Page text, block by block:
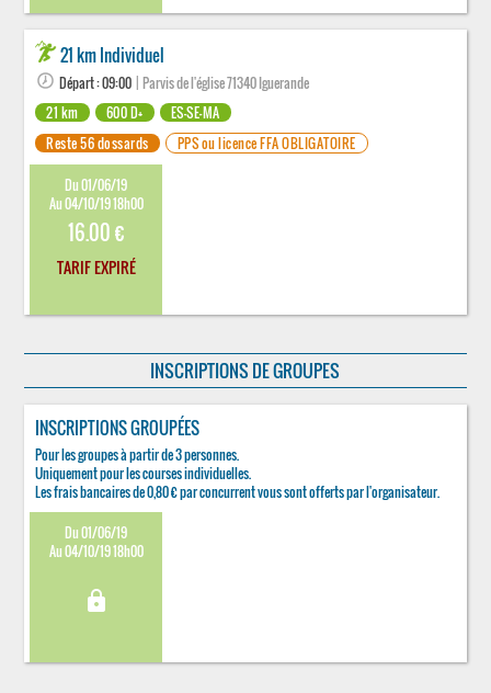
21 km Individuel
Départ : 09:00 | Parvis de l'église 71340 Iguerande
21 km
600 D+
ES-SE-MA
Reste 56 dossards
PPS ou licence FFA OBLIGATOIRE
Du 01/06/19
Au 04/10/19 18h00
16.00 €
TARIF EXPIRÉ
INSCRIPTIONS DE GROUPES
INSCRIPTIONS GROUPÉES
Pour les groupes à partir de 3 personnes.
Uniquement pour les courses individuelles.
Les frais bancaires de 0,80 € par concurrent vous sont offerts par l'organisateur.
Du 01/06/19
Au 04/10/19 18h00
lock